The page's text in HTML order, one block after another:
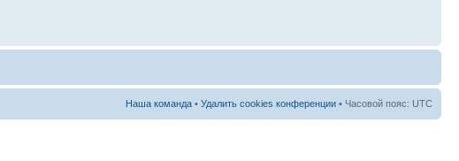
Наша команда • Удалить cookies конференции • Часовой пояс: UTC